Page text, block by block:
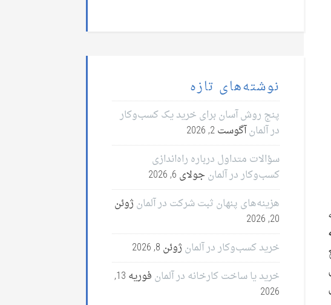
نوشته‌های تازه
پنج روش آسان برای خرید یک کسب‌وکار
در آلمانآگوست 2, 2026
سؤالات متداول درباره راه‌اندازی
کسب‌وکار در آلمان جولای 6, 2026
هزینه‌های پنهان ثبت شرکت در آلمان ژوئن
20, 2026
خرید کسب‌وکار در آلمان ژوئن 8, 2026
خرید یا ساخت کارخانه در آلمان
فوریه 13,
2026